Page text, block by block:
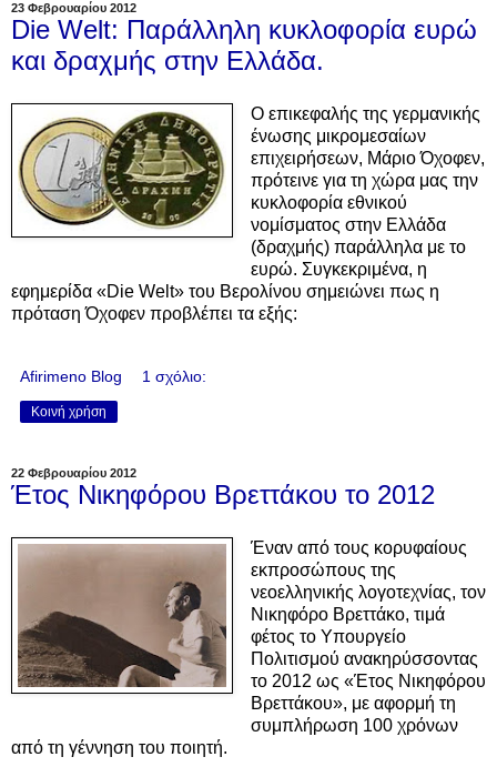
23 Φεβρουαρίου 2012
Die Welt: Παράλληλη κυκλοφορία ευρώ
και δραχμής στην Ελλάδα.
Ο επικεφαλής της γερμανικής
ένωσης μικρομεσαίων
επιχειρήσεων, Μάριο Όχοφεν,
πρότεινε για τη χώρα μας την
κυκλοφορία εθνικού
νομίσματος στην Ελλάδα
(δραχμής) παράλληλα με το
ευρώ. Συγκεκριμένα, η
εφημερίδα «Die Welt» του Βερολίνου σημειώνει πως η
πρόταση Όχοφεν προβλέπει τα εξής:
Afirimeno Blog 1 σχόλιο:
Κοινή χρήση
22 Φεβρουαρίου 2012
Έτος Νικηφόρου Βρεττάκου το 2012
Έναν από τους κορυφαίους
εκπροσώπους της
νεοελληνικής λογοτεχνίας, τον
Νικηφόρο Βρεττάκο, τιμά
φέτος το Υπουργείο
Πολιτισμού ανακηρύσσοντας
το 2012 ως «Έτος Νικηφόρου
Βρεττάκου», με αφορμή τη
συμπλήρωση 100 χρόνων
από τη γέννηση του ποιητή.